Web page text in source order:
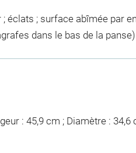
; éclats ; surface abîmée par
dans le bas de la panse)
: 45,9 cm ; Diamètre : 34,6